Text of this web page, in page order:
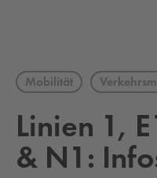
Mobilität
Li­ni­en 1,
& N1: